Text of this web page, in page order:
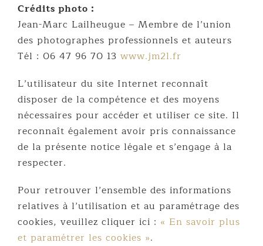
Crédits photo :
Jean-Marc Lailheugue – Membre de l’union
des photographes professionnels et auteurs
Tél : 06 47 96 70 13 www.jm2l.fr
L’utilisateur du site Internet reconnaît
disposer de la compétence et des moyens
nécessaires pour accéder et utiliser ce site. Il
reconnaît également avoir pris connaissance
de la présente notice légale et s’engage à la
respecter.
Pour retrouver l’ensemble des informations
relatives à l’utilisation et au paramétrage des
cookies, veuillez cliquer ici : « En savoir plus
et paramétrer les cookies ».